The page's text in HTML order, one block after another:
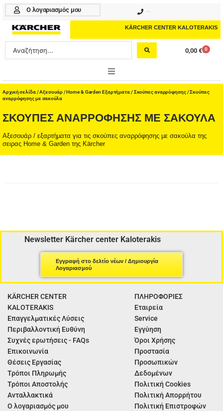
Μετάβαση
περιεχόμενο
Ο λογαριασμός μου
KÄRCHER CENTER KALOTERAKIS
Search
...
0,00 € 0
Cart
ONLINE SHOP
PROFESSIONAL
ΑΞΕΣΟΥΑΡ
Αρχική σελίδα /Αξεσουάρ/Home & Garden Εξαρτήματα /Σκούπες αναρρόφησης/ Σκούπες
αναρρόφησης με σακούλα
ΣΚΟΎΠΕΣ ΑΝΑΡΡΌΦΗΣΗΣ ΜΕ ΣΑΚΟΎΛΑ
Αξεσουάρ / εξαρτήματα για τις σκούπες αναρρόφησης με σακούλα της
σειρας Home & Garden της Kärcher
Newsletter Kärcher center Kaloterakis
Εγγραφή στο δελτίο νέων / Δημιουργία
Λογαριασμού
KÄRCHER CENTER
KALOTERAKIS
Επαγγελματικές Λύσεις
Περιβαλλοντική Ευθύνη
Συχνές ερωτήσεις - FAQs
Επικοινωνία
Θέσεις Εργασίας
Τρόποι Πληρωμής
Τρόποι Αποστολής
Ανταλλακτικά
Ο λογαριασμός μου
ΠΛΗΡΟΦΟΡΙΕΣ
Εταιρεία
Service
Εγγύηση
Όροι Χρήσης
Προστασία
Προσωπικών
Δεδομένων
Πολιτική Cookies
Πολιτική Απορρήτου
Πολιτική Επιστροφών